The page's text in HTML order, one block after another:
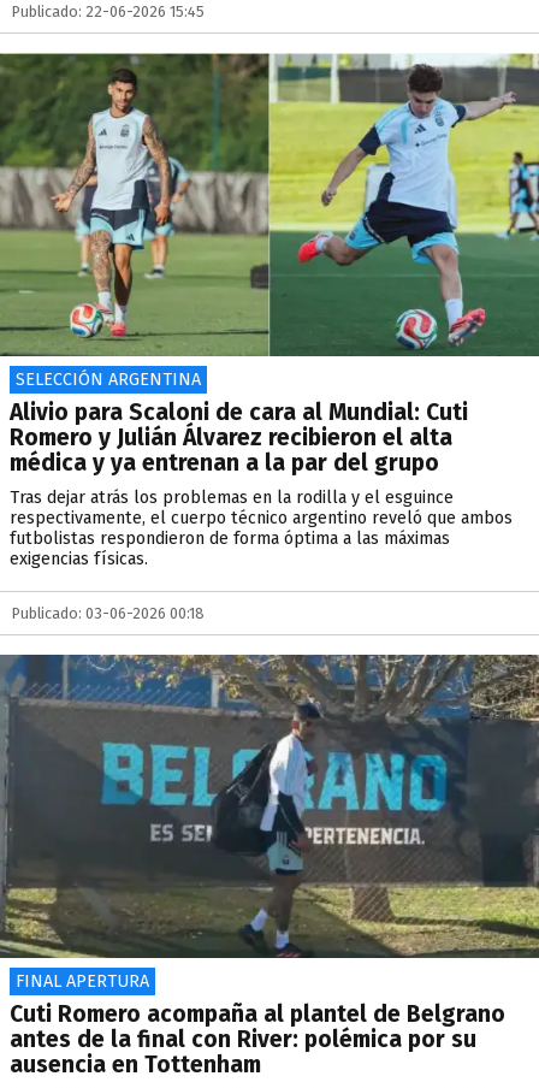
Publicado: 22-06-2026 15:45
SELECCIÓN ARGENTINA
Alivio para Scaloni de cara al Mundial: Cuti
Romero y Julián Álvarez recibieron el alta
médica y ya entrenan a la par del grupo
Tras dejar atrás los problemas en la rodilla y el esguince
respectivamente, el cuerpo técnico argentino reveló que ambos
futbolistas respondieron de forma óptima a las máximas
exigencias físicas.
Publicado: 03-06-2026 00:18
FINAL APERTURA
Cuti Romero acompaña al plantel de Belgrano
antes de la final con River: polémica por su
ausencia en Tottenham